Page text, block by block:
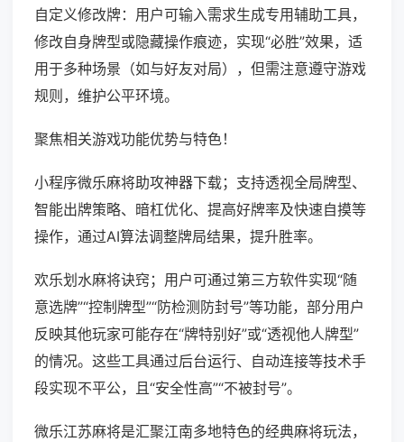
自定义修改牌：用户可输入需求生成专用辅助工具，
修改自身牌型或隐藏操作痕迹，实现“必胜”效果，适
用于多种场景（如与好友对局），但需注意遵守游戏
规则，维护公平环境。
聚焦相关游戏功能优势与特色！
小程序微乐麻将助攻神器下载；支持透视全局牌型、
智能出牌策略、暗杠优化、提高好牌率及快速自摸等
操作，通过AI算法调整牌局结果，提升胜率。
欢乐划水麻将诀窍；用户可通过第三方软件实现“随
意选牌”“控制牌型”“防检测防封号”等功能，部分用户
反映其他玩家可能存在“牌特别好”或“透视他人牌型”
的情况。这些工具通过后台运行、自动连接等技术手
段实现不平公，且“安全性高”“不被封号”。
微乐江苏麻将是汇聚江南多地特色的经典麻将玩法，